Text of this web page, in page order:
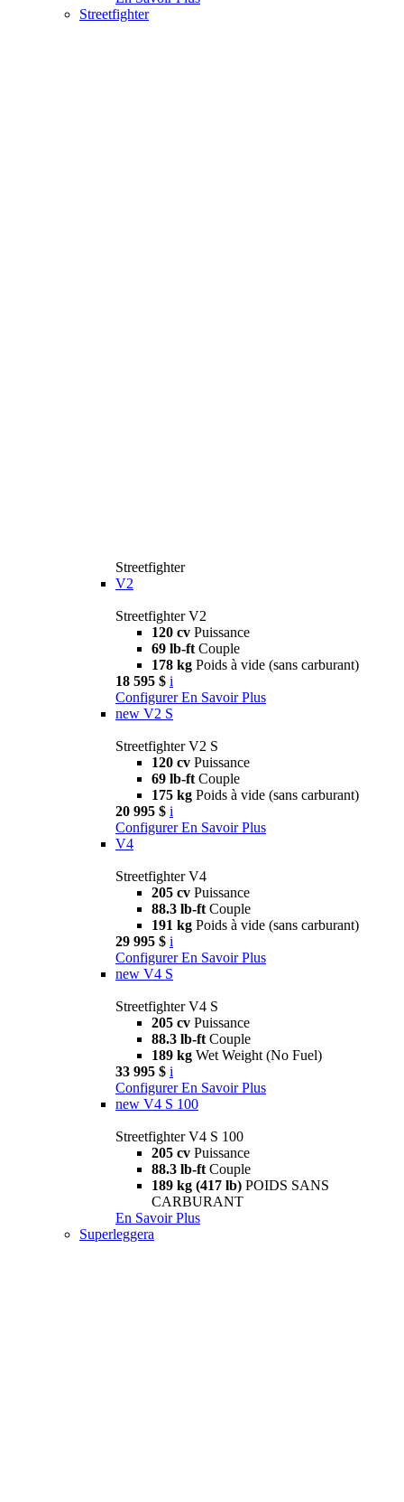
Streetfighter
Streetfighter
V2
Streetfighter V2
120 cv Puissance
69 lb-ft Couple
178 kg Poids à vide (sans carburant)
18 595 $ i
Configurer En Savoir Plus
new V2 S
Streetfighter V2 S
120 cv Puissance
69 lb-ft Couple
175 kg Poids à vide (sans carburant)
20 995 $ i
Configurer En Savoir Plus
V4
Streetfighter V4
205 cv Puissance
88.3 lb-ft Couple
191 kg Poids à vide (sans carburant)
29 995 $ i
Configurer En Savoir Plus
new V4 S
Streetfighter V4 S
205 cv Puissance
88.3 lb-ft Couple
189 kg Wet Weight (No Fuel)
33 995 $ i
Configurer En Savoir Plus
new V4 S 100
Streetfighter V4 S 100
205 cv Puissance
88.3 lb-ft Couple
189 kg (417 lb) POIDS SANS
CARBURANT
En Savoir Plus
Superleggera